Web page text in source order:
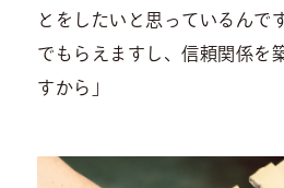
とをしたいと思っているんで
でもらえますし、信頼関係を
すから」